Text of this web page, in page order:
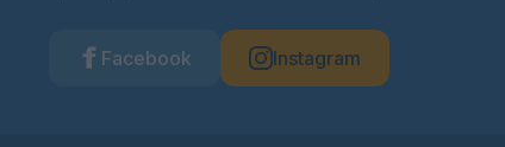
Facebook Instagram